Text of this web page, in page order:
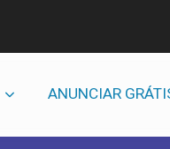
ANUNCIAR